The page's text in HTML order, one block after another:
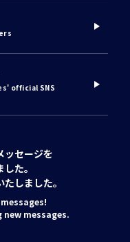
official SNS
ッセージを
た。
しました。
new messages.